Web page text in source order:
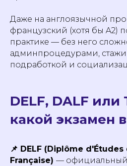
Даже на англоязычной
французский (хотя бы A2)
практике — без него
админпроцедурами,
подработкой и
DELF, DALF или
какой экзамен
📌 DELF (Diplôme
Française) — официальный